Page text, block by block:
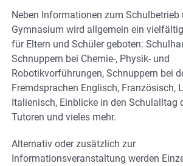
Neben Informationen zum Schulbetrieb
Gymnasium wird allgemein ein
für Eltern und Schüler geboten:
Schnuppern bei Chemie-, Physik- und
Robotikvorführungen, Schnuppern bei
Fremdsprachen Englisch, Französisch,
Italienisch, Einblicke in den Schulalltag
Tutoren und vieles mehr.
Alternativ oder zusätzlich zur
Informationsveranstaltung werden